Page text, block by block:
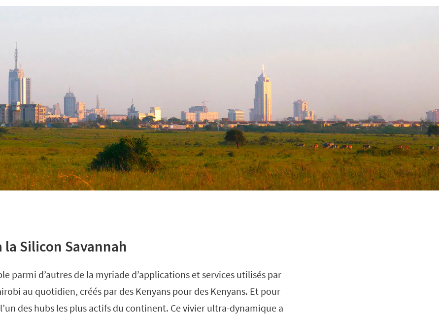
Silicon Savannah
parmi d’autres de la myriade d’applications et services utilisés par
au quotidien, créés par des Kenyans pour des Kenyans. Et pour
des hubs les plus actifs du continent. Ce vivier ultra-dynamique a